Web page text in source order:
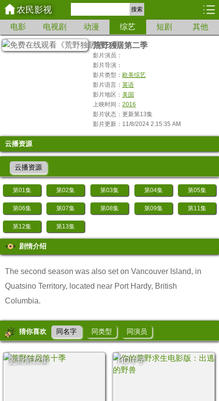
农民影视 搜索
电影 电视剧 动漫 综艺 短剧 其他
荒野独居第二季
影片演员：
影片导演：
影片类型： 欧美综艺
影片语言：英语
影片地区：美国
上映时间：2016
影片状态：更新第13集
影片更新：11/8/2024 2:15:35 AM
云播资源
云播资源
第01集 第02集 第03集 第04集 第05集
第06集 第07集 第08集 第09集 第11集
第12集 第13集
剧情介绍
The second season was also set on Vancouver Island, in
Quatsino Territory, located near Port Hardy, British
Columbia.
猜你喜欢 同名字 同类型 同演员
更新第12集 HD中字